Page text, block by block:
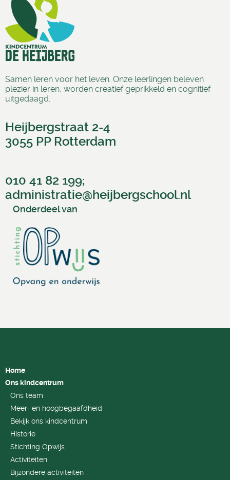
Samen leren voor het leven. Onze leerlingen beleven
plezier in leren, worden creatief geprikkeld en cognitief
uitgedaagd.
Heijbergstraat 2-4
3055 PP Rotterdam
010 41 82 199;
administratie@heijbergschool.nl
Onderdeel van
Home
Ons kindcentrum
Ons team
Meer- en hoogbegaafdheid
Bekijk ons kindcentrum
Historie
Stichting Opwijs
Activiteiten
Bijzondere activiteiten